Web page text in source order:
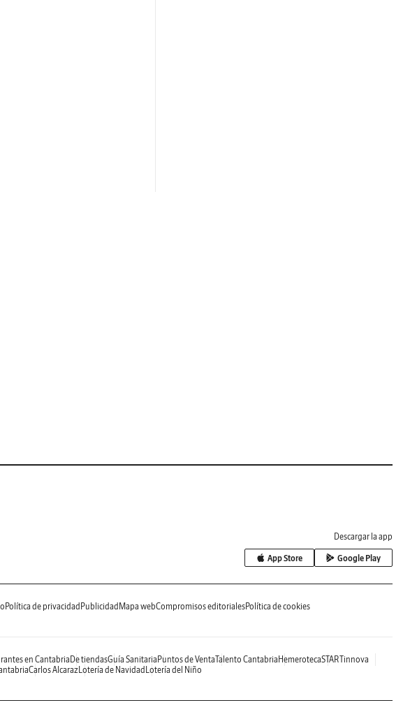
Descargar la app
App Store Google Play
Política de privacidad Publicidad Mapa webCompromisos editorialesPolítica de cookies
en Cantabria De tiendasGuía Sanitaria Puntos de VentaTalento Cantabria HemerotecaSTARTinnova
Carlos AlcarazLotería de Navidad Lotería del Niño